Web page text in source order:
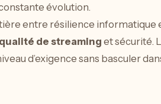
évolution.
entre résilience informatique
qualité de streaming et sécurité.
d’exigence sans basculer